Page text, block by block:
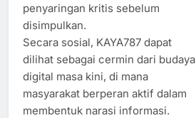
penyaringan kritis sebelum
disimpulkan.
Secara sosial, KAYA787 dapat
dilihat sebagai cermin dari budaya
digital masa kini, di mana
masyarakat berperan aktif dalam
membentuk narasi informasi.